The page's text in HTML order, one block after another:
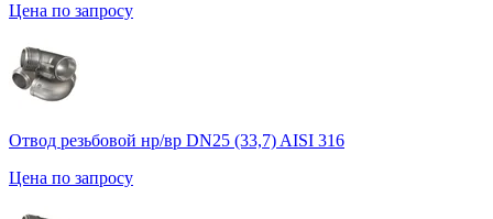
Цена по запросу
Отвод резьбовой нр/вр DN25 (33,7) AISI 316
Цена по запросу